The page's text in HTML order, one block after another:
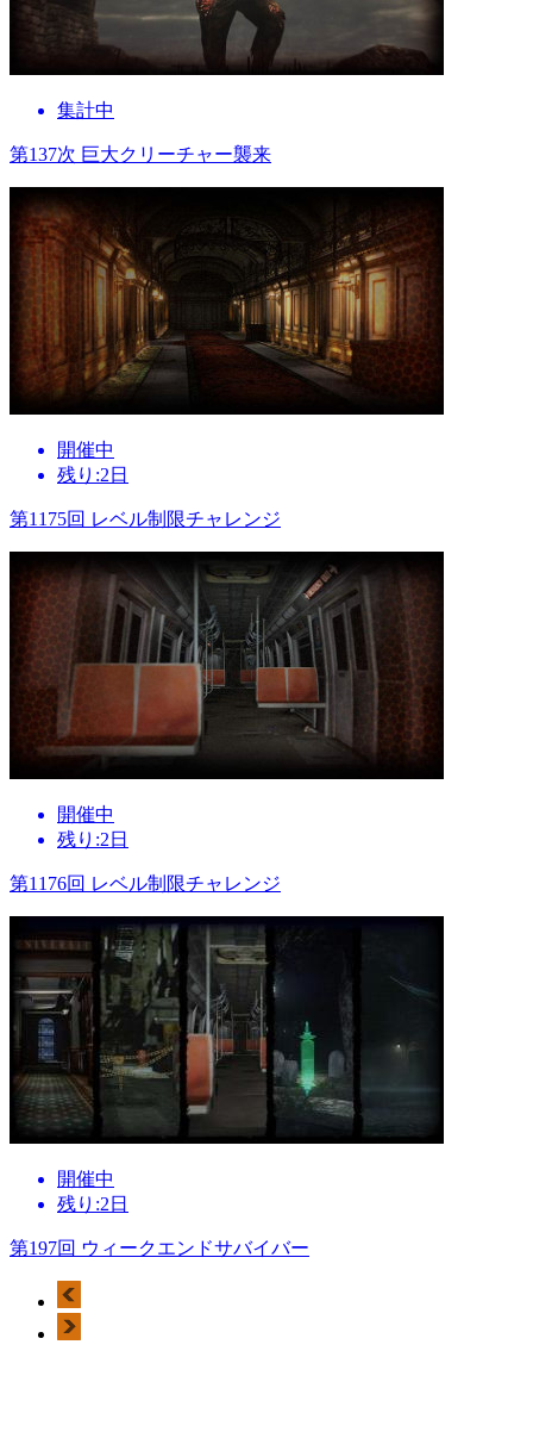
集計中
第137次 巨大クリーチャー襲来
開催中
残り:2日
第1175回 レベル制限チャレンジ
開催中
残り:2日
第1176回 レベル制限チャレンジ
開催中
残り:2日
第197回 ウィークエンドサバイバー